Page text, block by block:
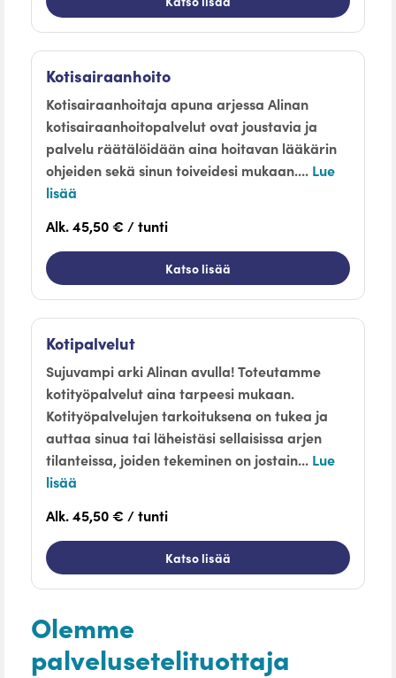
Kotisairaanhoito
Kotisairaanhoitaja apuna arjessa Alinan
kotisairaanhoitopalvelut ovat joustavia ja
palvelu räätälöidään aina hoitavan lääkärin
ohjeiden sekä sinun toiveidesi mukaan.... Lue
lisää
Alk. 45,50 € / tunti
Katso lisää
Kotipalvelut
Sujuvampi arki Alinan avulla! Toteutamme
kotityöpalvelut aina tarpeesi mukaan.
Kotityöpalvelujen tarkoituksena on tukea ja
auttaa sinua tai läheistäsi sellaisissa arjen
tilanteissa, joiden tekeminen on jostain... Lue
lisää
Alk. 45,50 € / tunti
Katso lisää
Olemme
palvelusetelituottaja